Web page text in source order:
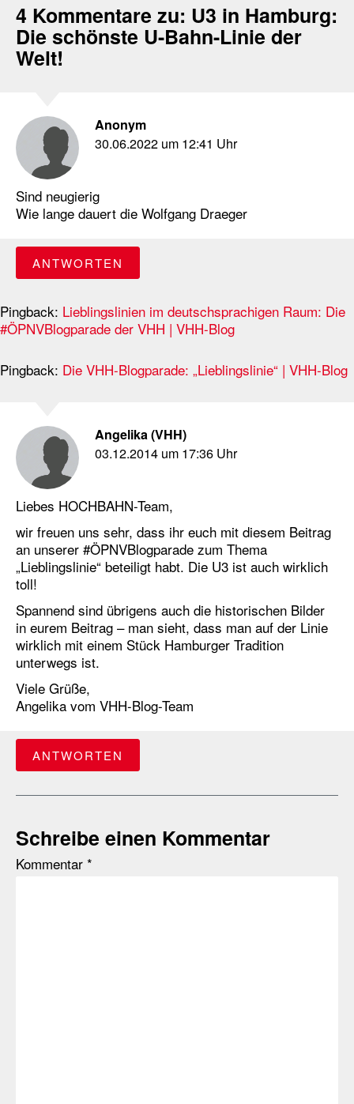
4 Kommentare zu: U3 in Hamburg:
Die schönste U-Bahn-Linie der
Welt!
Anonym
30.06.2022 um 12:41 Uhr
Sind neugierig
Wie lange dauert die Wolfgang Draeger
ANTWORTEN
Pingback: Lieblingslinien im deutschsprachigen Raum: Die
#ÖPNVBlogparade der VHH | VHH-Blog
Pingback: Die VHH-Blogparade: „Lieblingslinie“ | VHH-Blog
Angelika (VHH)
03.12.2014 um 17:36 Uhr
Liebes HOCHBAHN-Team,
wir freuen uns sehr, dass ihr euch mit diesem Beitrag
an unserer #ÖPNVBlogparade zum Thema
„Lieblingslinie“ beteiligt habt. Die U3 ist auch wirklich
toll!
Spannend sind übrigens auch die historischen Bilder
in eurem Beitrag – man sieht, dass man auf der Linie
wirklich mit einem Stück Hamburger Tradition
unterwegs ist.
Viele Grüße,
Angelika vom VHH-Blog-Team
ANTWORTEN
Schreibe einen Kommentar
Kommentar *